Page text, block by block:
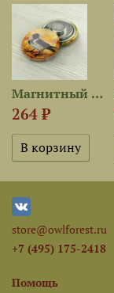
Магнитный держатель «Серая...
264 ₽
store@owlforest.ru
+7 (495) 175-2418
Помощь